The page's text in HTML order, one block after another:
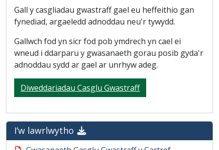
Gall y casgliadau gwastraff gael eu heffeithio gan
fynediad, argaeledd adnoddau neu'r tywydd.
Gallwch fod yn sicr fod pob ymdrech yn cael ei
wneud i ddarparu y gwasanaeth gorau posib gyda'r
adnoddau sydd ar gael ar unrhyw adeg.
Diweddariadau Casglu Gwastraff
I’w lawrlwytho